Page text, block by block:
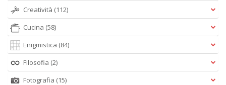
Creatività (112)
Cucina (58)
Enigmistica (84)
Filosofia (2)
Fotografia (15)